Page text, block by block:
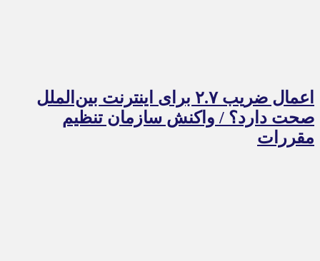
اعمال ضریب ۲.۷ برای اینترنت بین‌الملل
صحت دارد؟ / واکنش سازمان تنظیم
مقررات